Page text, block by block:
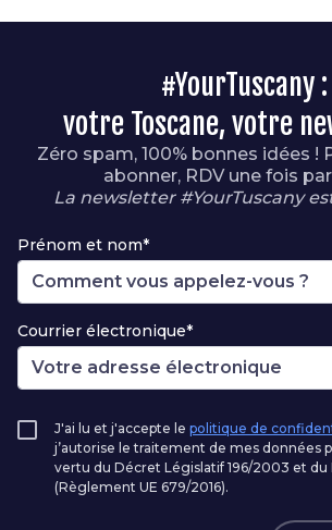
#YourTuscany :
votre Toscane, votre
Zéro spam, 100% bonnes idées !
abonner, RDV une fois
La newsletter #YourTuscany
Prénom et nom*
Courrier électronique*
J'ai lu et j'accepte le politique de
j’autorise le traitement de mes données
vertu du Décret Législatif 196/2003 et du
(Règlement UE 679/2016).